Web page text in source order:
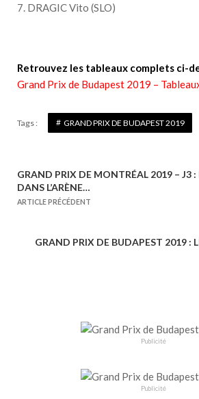
7. DRAGIC Vito (SLO)
Retrouvez les tableaux complets ci-
Grand Prix de Budapest 2019 –
Tags : GRAND PRIX DE BUDAPEST 2019
N
a
GRAND PRIX DE MONTRÉAL 2019 – J3 :
DANS L’ARÈNE…
ARTICLE PRÉCÉDENT
GRAND PRIX DE BUDAPEST 2019 :
Publicité
Publicité